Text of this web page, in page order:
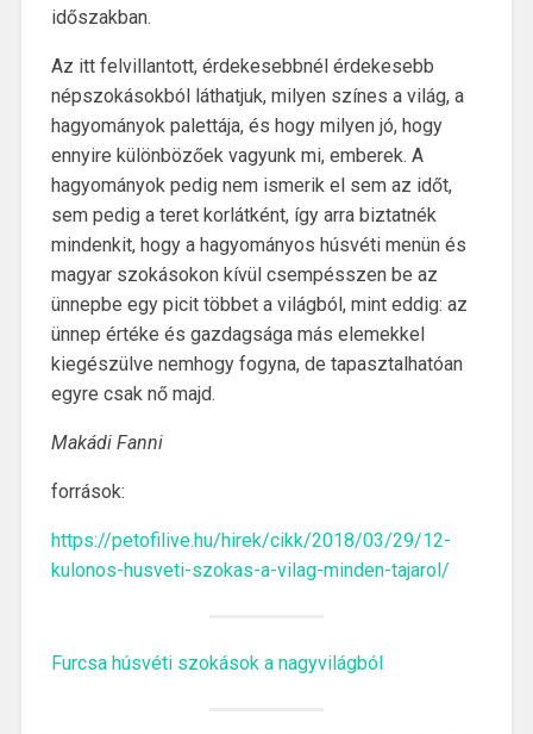
időszakban.
Az itt felvillantott, érdekesebbnél érdekesebb
népszokásokból láthatjuk, milyen színes a világ, a
hagyományok palettája, és hogy milyen jó, hogy
ennyire különbözőek vagyunk mi, emberek. A
hagyományok pedig nem ismerik el sem az időt,
sem pedig a teret korlátként, így arra biztatnék
mindenkit, hogy a hagyományos húsvéti menün és
magyar szokásokon kívül csempésszen be az
ünnepbe egy picit többet a világból, mint eddig: az
ünnep értéke és gazdagsága más elemekkel
kiegészülve nemhogy fogyna, de tapasztalhatóan
egyre csak nő majd.
Makádi Fanni
források:
https://petofilive.hu/hirek/cikk/2018/03/29/12-
kulonos-husveti-szokas-a-vilag-minden-tajarol/
Furcsa húsvéti szokások a nagyvilágból